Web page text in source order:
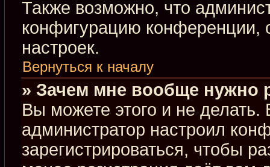
Также возможно, что
конфигурацию конференции,
настроек.
Вернуться к началу
» Зачем мне вообще нужно
Вы можете этого и не делать.
администратор настроил
зарегистрироваться, чтобы